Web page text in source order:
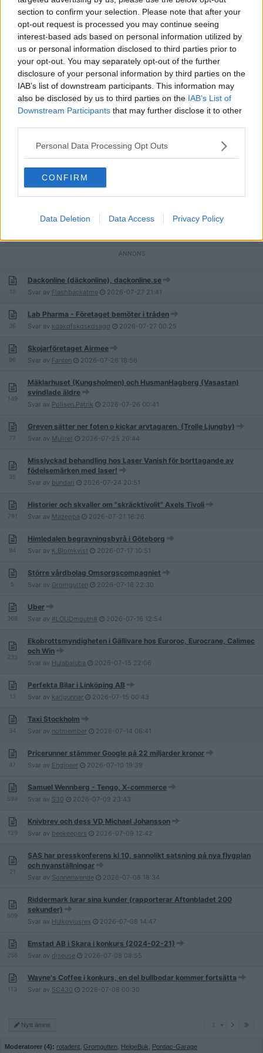
section to confirm your selection. Please note that after your
opt-out request is processed you may continue seeing
interest-based ads based on personal information utilized by
us or personal information disclosed to third parties prior to
your opt-out. You may separately opt-out of the further
disclosure of your personal information by third parties on the
IAB’s list of downstream participants. This information may
also be disclosed by us to third parties on the IAB’s List of
Downstream Participants that may further disclose it to other
Personal Data Processing Opt Outs
CONFIRM
Data Deletion Data Access Privacy Policy
Svar avmadmulle 2026-07-3116:16
Silja/Viking Line
Tranquility Bas 2026-07-30 23:27
1 293
IKEA - Skvallertråden
Svar avpopll 2026-07-2921:04
1 637
Tråden om företaget PostNord - (inte "var är mitt paket?)
Svar avsimsalabengt 2026-07-2911:58
strand
Svar avLondinium 2026-07-2818:06
NMT Think pink - decenniets största miljöskandal i Sverige?
Styrelsemedlem i nischbanken Norion utreds för ekobrott i
bostadsrättsförening
10
Dackonline (däckonline), dackonline.se
Svar av Flashbackatme 2026-07-27 21:41
36
Lab Pharma - Företaget bemöter i tråden
Svar av kdakdfskdskdsagd 2026-07-27 00:25
96
Skojarföretaget Airmee
Svar av Fanten 2026-07-26 18:56
149
Mäklarhuset (Kungsholmen) och HusmanHagberg (Vasastan)
svindlade äldre
Svar av Polisen.Patrik 2026-07-26 00:41
77
Greven sätter ner foten o kickar arvtagaren. (Trolle Ljungby)
Svar av Mullret 2026-07-25 20:44
35
Misslyckad behandling hos Laser Vanish för borttagande av
födelsemärken med laser!
Svar av bundari 2026-07-24 20:51
791
Historier och skvaller om "skräcktivolit" Axels Tivoli
Svar av Mazeppa 2026-07-21 16:26
84
Himledalen begravningsbyrå i Göteborg
Svar av K.Blomkvist 2026-07-17 10:51
5
Större vårdbolag Omsorgscompagniet
Svar av Gromgutten 2026-07-16 22:30
368
Uber
Svar av #LOUDmouth# 2026-07-16 12:54
233
Ekobrottsmyndigheten i Gällivare hos Euroroc, Eurocrane, Calimec
och Win
Svar av Hulabaluba 2026-07-15 22:06
13
Perfekta Bilar i Linköping AB
Svar av karlgunnar 2026-07-15 00:43
34
Taxi Stockholm
Svar av notmember 2026-07-14 06:41
47
Pricerunner stämmer Google på 22 miljarder kronor
Svar av Engineer 2026-07-10 19:39
594
Samuel Wennberg - Tengo, X-commerce
Svar av S30 2026-07-09 23:43
129
Knivbrev och dess VD Michael Johansson
Svar av beekeepers 2026-07-09 12:42
21
SAS har presskonferens kl 10, sannolikt satsning på nya flygplan
och nyanställningar
Svar av Sonnenwende 2026-07-08 18:34
509
Riddermark lurar sina kunder (rapporterar Aftonbladet 200
sekunder)
Svar av Hulkoviusrex 2026-07-08 14:47
256
Emstad AB i Skara i konkurs (2024-02-21)
Svar av diseuse 2026-07-08 08:55
113
Wayne's Coffee i konkurs, en del bullbodar kommer fortsätta
Svar av SC430 2026-07-08 00:30
Nytt ämne
Moderatorer (4): rotadent Gromgutten HelgeBuk Pontiac-Garage